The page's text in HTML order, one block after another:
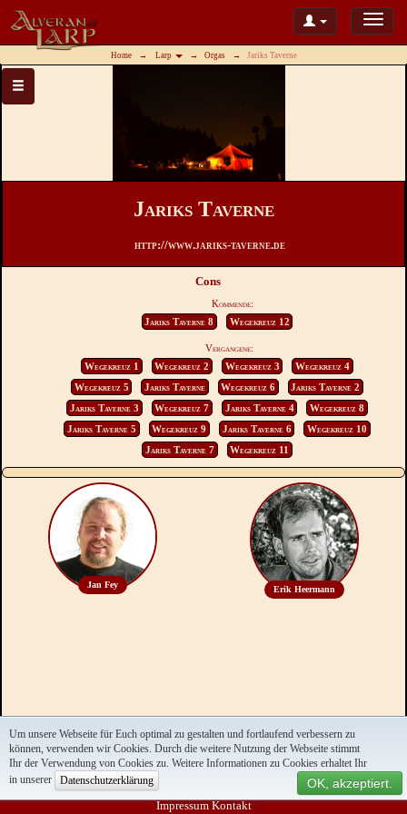
Um unsere Webseite für Euch optimal zu gestalten und fortlaufend verbessern zu
können, verwenden wir Cookies. Durch die weitere Nutzung der Webseite stimmt
Ihr der Verwendung von Cookies zu. Weitere Informationen zu Cookies erhaltet Ihr
in unserer
Datenschutzerklärung OK, akzeptiert.
Home Larp Orgas Jariks Taverne
Jariks Taverne
http://www.jariks-taverne.de
Cons
Kommende:
Jariks Taverne 8
Wegekreuz 12
Vergangene:
Wegekreuz 1
Wegekreuz 2 Wegekreuz 3 Wegekreuz 4
Wegekreuz 5 Jariks Taverne Wegekreuz 6 Jariks Taverne 2
Jariks Taverne 3 Wegekreuz 7 Jariks Taverne 4 Wegekreuz 8
Jariks Taverne 5 Wegekreuz 9 Jariks Taverne 6 Wegekreuz 10
Jariks Taverne 7 Wegekreuz 11
Jan Fey Erik Heermann
Impressum Kontakt